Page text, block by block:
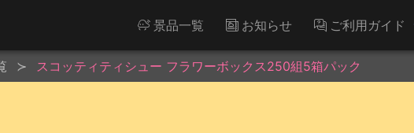
景品一覧 お知らせ ご利用ガイド
スコッティティシュー フラワーボックス250組5箱パック